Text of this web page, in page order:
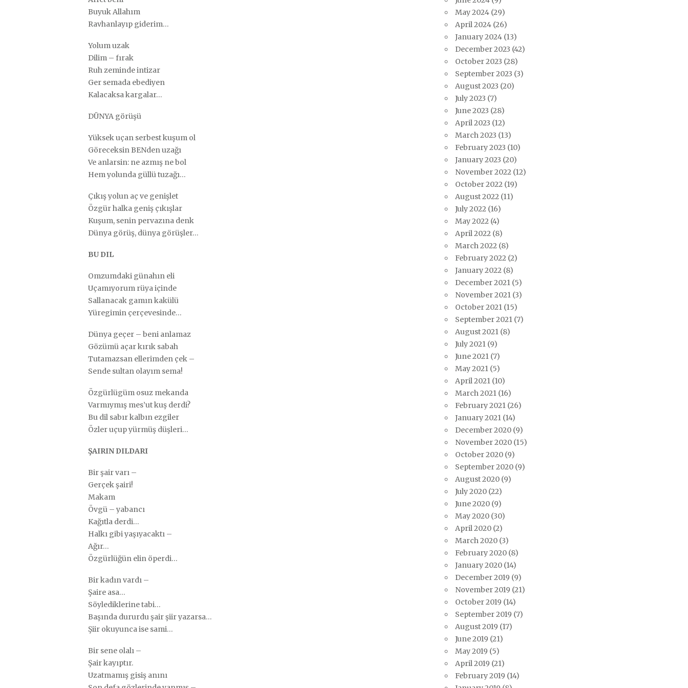
Buyuk Allahım
Ravhanlayıp giderim…
Yolum uzak
Dilim – fırak
Ruh zeminde intizar
Ger semada ebediyen
Kalacaksa kargalar…
DÜNYA görüşü
Yüksek uçan serbest kuşum ol
Göreceksin BENden uzağı
Ve anlarsin: ne azmış ne bol
Hem yolunda güllü tuzağı…
Çıkış yolun aç ve genişlet
Özgür halka geniş çıkışlar
Kuşum, senin pervazına denk
Dünya görüş, dünya görüşler…
BU DIL
Omzumdaki günahın eli
Uçamıyorum rüya içinde
Sallanacak gamın kakülü
Yüregimin çerçevesinde…
Dünya geçer – beni anlamaz
Gözümü açar kırık sabah
Tutamazsan ellerimden çek –
Sende sultan olayım sema!
Özgürlügüm osuz mekanda
Varmıymış mes’ut kuş derdi?
Bu dil sabır kalbın ezgiler
Özler uçup yürmüş düşleri…
ŞAIRIN DILDARI
Bir şair varı –
Gerçek şairi!
Makam
Övgü – yabancı
Kağıtla derdi…
Halkı gibi yaşıyacaktı –
Ağır…
Özgürlüğün elin öperdi…
Bir kadın vardı –
Şaire asa…
Söylediklerine tabi…
Başında dururdu şair şiir yazarsa…
Şiir okuyunca ise sami…
Bir sene olalı –
Şair kayıptır.
Uzatmamış gisiş anını
May 2024(29)
April 2024(26)
January 2024(13)
December 2023 (42)
October 2023 (28)
September 2023 (3)
August 2023 (20)
July 2023 (7)
June 2023 (28)
April 2023 (12)
March 2023 (13)
February 2023 (10)
January 2023 (20)
November 2022 (12)
October 2022 (19)
August 2022 (11)
July 2022 (16)
May 2022 (4)
April 2022 (8)
March 2022 (8)
February 2022 (2)
January 2022 (8)
December 2021(5)
November 2021(3)
October 2021(15)
September 2021(7)
August 2021(8)
July 2021(9)
June 2021(7)
May 2021(5)
April 2021(10)
March 2021(16)
February 2021(26)
January 2021(14)
December 2020(9)
November 2020(15)
October 2020(9)
September 2020(9)
August 2020(9)
July 2020(22)
June 2020(9)
May 2020(30)
April 2020(2)
March 2020(3)
February 2020(8)
January 2020(14)
December 2019 (9)
November 2019 (21)
October 2019 (14)
September 2019 (7)
August 2019 (17)
June 2019 (21)
May 2019 (5)
April 2019 (21)
February 2019 (14)